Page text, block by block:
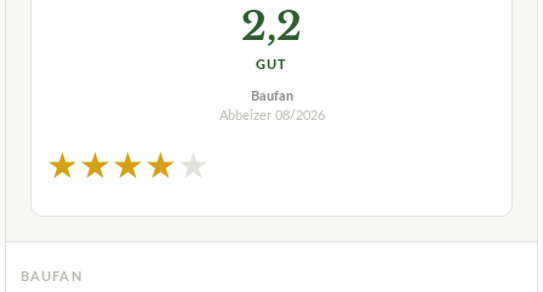
2,2
GUT
Baufan
Abbeizer 08/2026
★★★★★
BAUFAN